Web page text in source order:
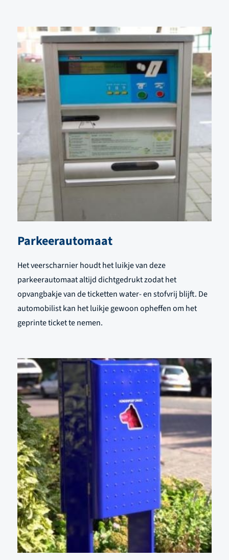
Parkeerautomaat
Het veerscharnier houdt het luikje van deze
parkeerautomaat altijd dichtgedrukt zodat het
opvangbakje van de ticketten water- en stofvrij blijft. De
automobilist kan het luikje gewoon opheffen om het
geprinte ticket te nemen.